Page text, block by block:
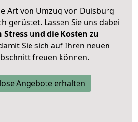
Art von Umzug von Duisburg
gerüstet. Lassen Sie uns dabei
Stress und die Kosten zu
Sie sich auf Ihren neuen
freuen können.
Angebote erhalten